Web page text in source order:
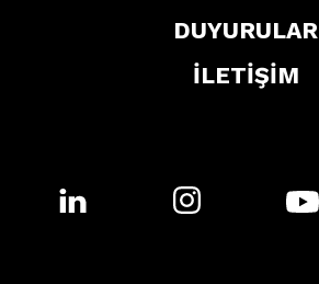
DUYURULAR
İLETİŞİM